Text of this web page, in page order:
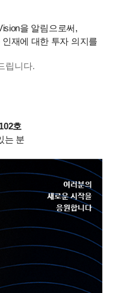
을 알림으로써,
재에 대한 투자 의지를
립니다.
호
는 분